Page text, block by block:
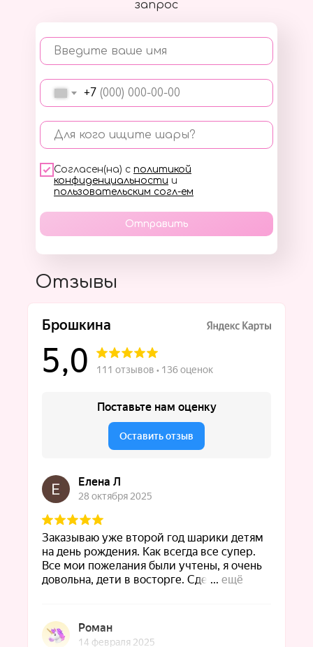
запрос
Введите ваше имя
+7
Для кого ищите шары?
Согласен(на) с политикой
конфиденциальности и
пользовательским согл-ем
Отправить
Отзывы